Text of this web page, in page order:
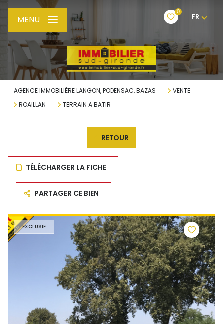
0
FR
MENU
AGENCE IMMOBILIÈRE LANGON, PODENSAC, BAZAS
VENTE
ROAILLAN
TERRAIN A BATIR
RETOUR
TÉLÉCHARGER LA FICHE
PARTAGER CE BIEN
EXCLUSIF